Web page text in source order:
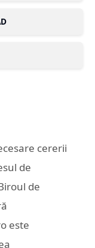
cererii
de
de
este